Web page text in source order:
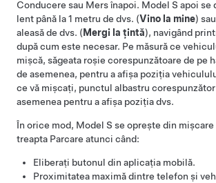
Conducere sau Mers înapoi. Model S apoi se
lent până la1 metru de dvs. (Vino la mine)
aleasă de dvs. ( Mergi la țintă), navigând
după cum este necesar. Pe măsură ce
mișcă, săgeata roșie corespunzătoare de pe
de asemenea, pentru a afișa poziția
ce vă mișcați, punctul albastru
asemenea pentru a afișa poziția dvs.
În orice mod, Model S se oprește din mișcare
treapta Parcare atunci când:
Eliberați butonul din aplicația mobilă.
Proximitatea maximă dintre telefon și